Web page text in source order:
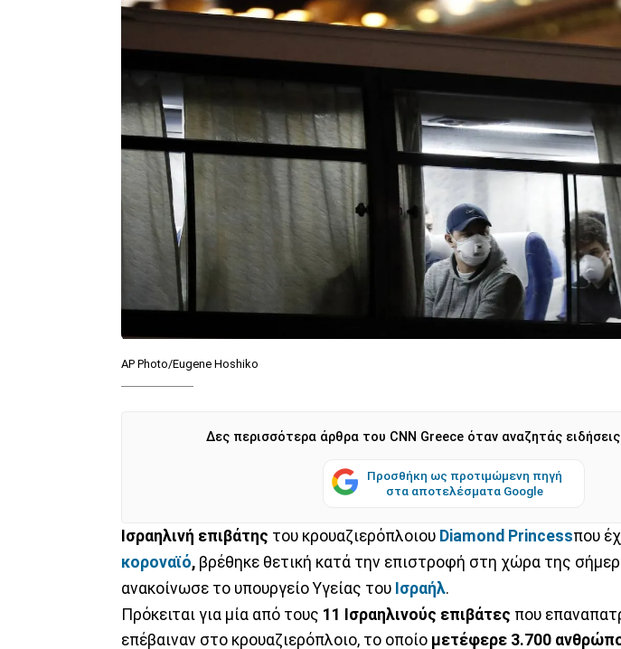
AP Photo/Eugene Hoshiko
Δες περισσότερα άρθρα του CNN Greece όταν αναζητάς
Προσθήκη ως προτιμώμενη πηγή
στα αποτελέσματα Google
Ισραηλινή επιβάτης του κρουαζιερόπλοιου Diamond Princessπου
κοροναϊό, βρέθηκε θετική κατά την επιστροφή στη χώρα της
ανακοίνωσε το υπουργείο Υγείας του Ισραήλ.
Πρόκειται για μία από τους 11 Ισραηλινούς επιβάτες που
επέβαιναν στο κρουαζιερόπλοιο, το οποίο μετέφερε 3.700